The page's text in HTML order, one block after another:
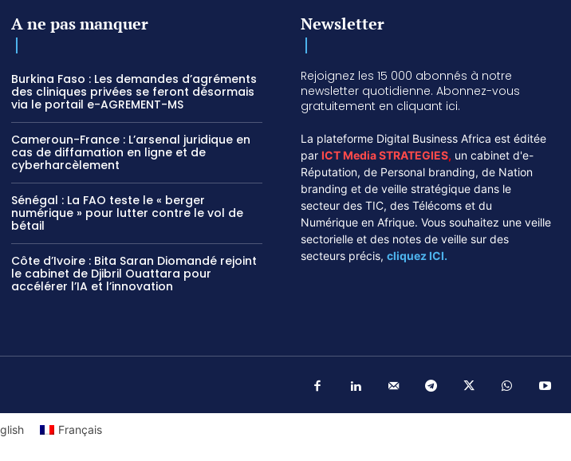
A ne pas manquer
Burkina Faso : Les demandes d’agréments
des cliniques privées se feront désormais
via le portail e-AGREMENT-MS
Cameroun-France : L’arsenal juridique en
cas de diffamation en ligne et de
cyberharcèlement
Sénégal : La FAO teste le « berger
numérique » pour lutter contre le vol de
bétail
Côte d’Ivoire : Bita Saran Diomandé rejoint
le cabinet de Djibril Ouattara pour
accélérer l’IA et l’innovation
Newsletter
Rejoignez les 15 000 abonnés à notre
newsletter quotidienne. Abonnez-vous
gratuitement en cliquant ici.
La plateforme Digital Business Africa est éditée
parICT Media STRATEGIES, un cabinet d'e-
Réputation, de Personal branding, de Nation
branding et de veille stratégique dans le
secteur des TIC, des Télécoms et du
Numérique en Afrique. Vous souhaitez une veille
sectorielle et des notes de veille sur des
secteurs précis, cliquez ICI.
Français